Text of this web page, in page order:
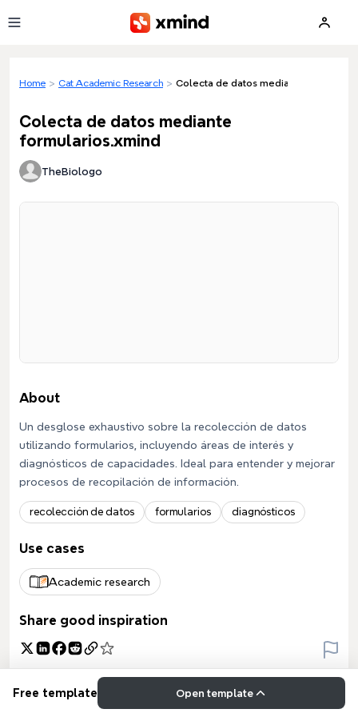
Home > Cat Academic Research > Colecta de datos mediante
Colecta de datos mediante
formularios.xmind
TheBiologo
About
Un desglose exhaustivo sobre la recolección de datos
utilizando formularios, incluyendo áreas de interés y
diagnósticos de capacidades. Ideal para entender y mejorar
procesos de recopilación de información.
recolección de datos formularios diagnósticos
Use cases
Academic research
Share good inspiration
Free template Open template